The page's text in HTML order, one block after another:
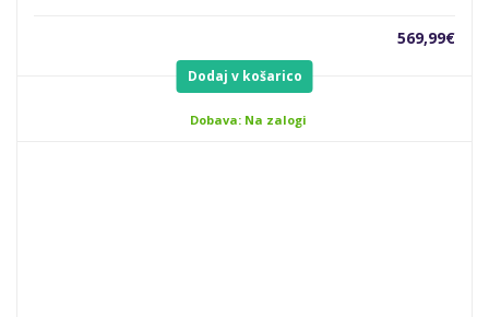
569,99€
Dodaj v košarico
Dobava: Na zalogi